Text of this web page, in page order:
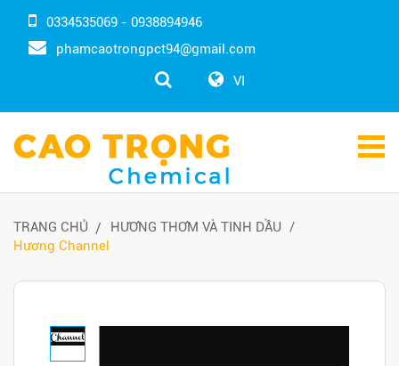
0334535069 - 0938894946
phamcaotrongpct94@gmail.com
VI
TRANG CHỦ
HƯƠNG THƠM VÀ TINH DẦU
Hương Channel